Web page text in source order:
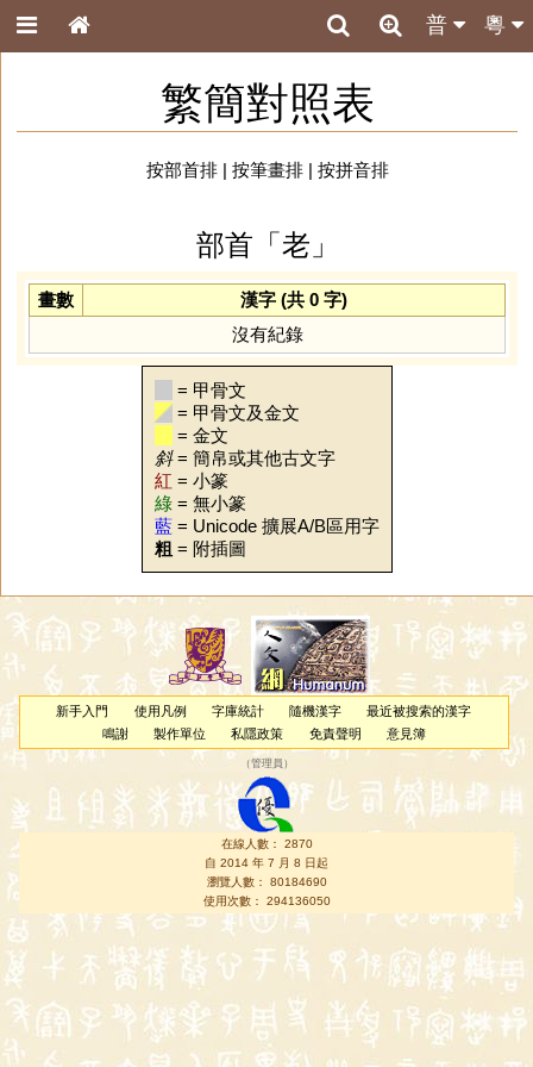
粵
普
繁簡對照表
按部首排| 按筆畫排| 按拼音排
部首「老」
畫數
漢字 (共 0 字)
沒有紀錄
= 甲骨文
= 甲骨文及金文
= 金文
斜= 簡帛或其他古文字
紅 = 小篆
綠 = 無小篆
藍 = Unicode 擴展A/B區用字
粗 = 附插圖
新手入門 使用凡例 字庫統計 隨機漢字
最近被搜索的漢字
鳴謝
製作單位 私隱政策 免責聲明 意見簿
（管理員 ）
在線人數： 2870
自 2014 年 7 月 8 日起
瀏覽人數： 80184690
使用次數： 294136050